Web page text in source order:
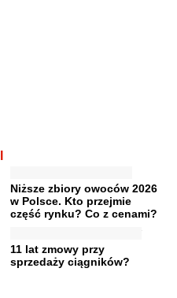
Niższe zbiory owoców 2026
w Polsce. Kto przejmie
część rynku? Co z cenami?
11 lat zmowy przy
sprzedaży ciągników?